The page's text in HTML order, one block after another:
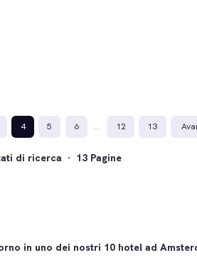
4 5 6 … 12 13
di ricerca · 13 Pagine
in uno dei nostri 10 hotel ad